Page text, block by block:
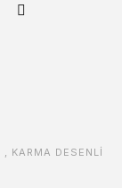
, KARMA DESENLİ